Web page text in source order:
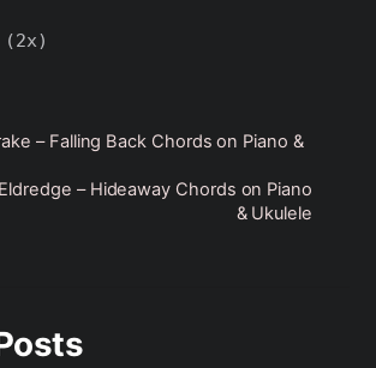
– Falling Back Chords on Piano &
– Hideaway Chords on Piano
& Ukulele